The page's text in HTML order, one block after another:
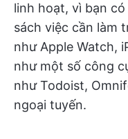
linh hoạt, vì bạn
sách việc cần làm
như Apple Watch,
như một số công
như Todoist,
ngoại tuyến.